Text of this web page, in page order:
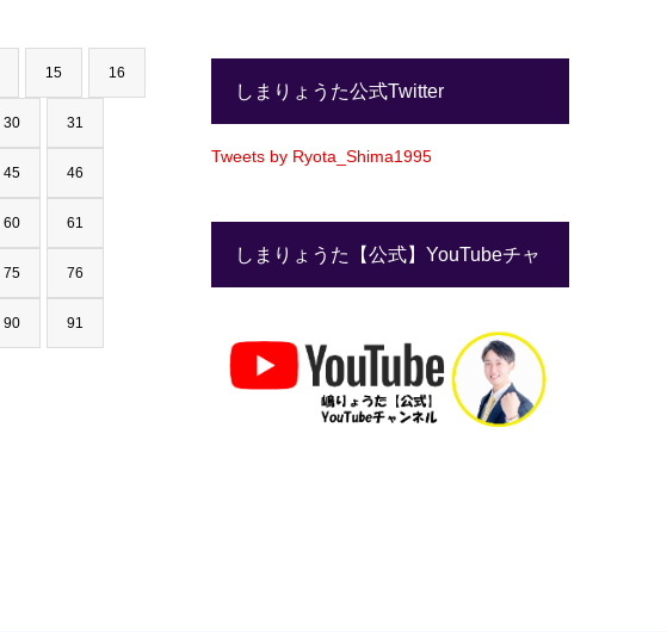
15 16
30 31
45 46
60 61
75 76
90 91
しまりょうた公式Twitter
Tweets by Ryota_Shima1995
しまりょうた【公式】YouTubeチャ